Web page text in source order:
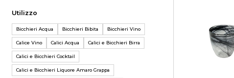
Utilizzo
Bicchieri Acqua Bicchieri Bibita Bicchieri Vino
Calice Vino Calici Acqua Calici e Bicchieri Birra
Calici e Bicchieri Cocktail
Calici e Bicchieri Liquore Amaro Grappa